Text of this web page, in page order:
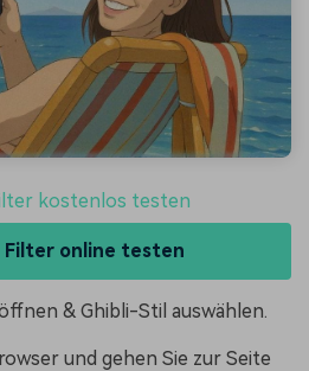
kostenlos testen
Filter online testen
& Ghibli-Stil auswählen.
und gehen Sie zur Seite